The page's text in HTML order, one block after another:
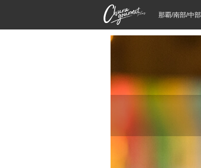
那覇/南部/中